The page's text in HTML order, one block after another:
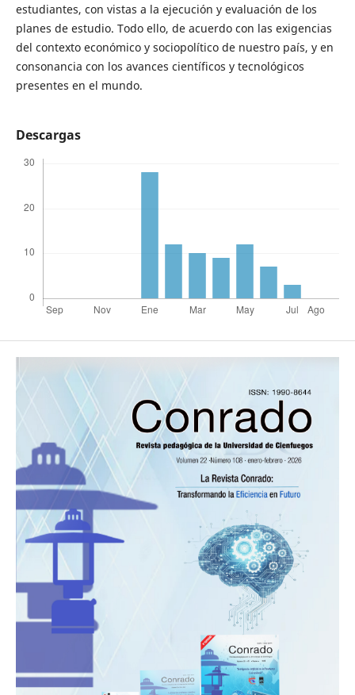
estudiantes, con vistas a la ejecución y evaluación de los
planes de estudio. Todo ello, de acuerdo con las exigencias
del contexto económico y sociopolítico de nuestro país, y en
consonancia con los avances científicos y tecnológicos
presentes en el mundo.
Descargas